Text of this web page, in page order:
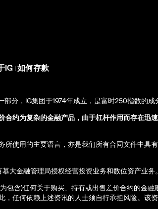
IG | 如何存款
分，IG集团于1974年成立，是富时250指数的成
约为复杂的金融产品，由于杠杆作用而存在迅
使用的主要语言，亦是我们所有合同文件中具有
大金融管理局授权经营投资业务和数位资产业务。
包含)任何关于购买、持有或出售差价合约的金
任何依赖上述资讯的人士须自行承担风险。该